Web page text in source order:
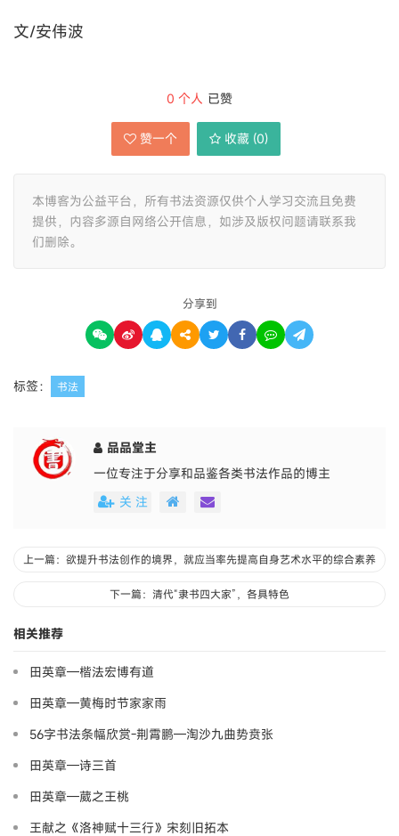
文/安伟波
0 个人 已赞
赞一个 收藏 (0)
本博客为公益平台，所有书法资源仅供个人学习交流且免费
提供，内容多源自网络公开信息，如涉及版权问题请联系我
们删除。
分享到
标签： 书法
品品堂主
一位专注于分享和品鉴各类书法作品的博主
关 注
上一篇：欲提升书法创作的境界，就应当率先提高自身艺术水平的综合素养
下一篇：清代“隶书四大家”，各具特色
相关推荐
田英章—楷法宏博有道
田英章—黄梅时节家家雨
56字书法条幅欣赏-荆霄鹏—淘沙九曲势贲张
田英章—诗三首
田英章—葳之王桃
王献之《洛神赋十三行》宋刻旧拓本